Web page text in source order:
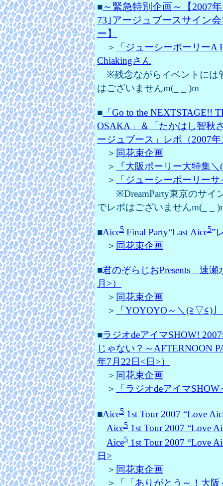
■～緊急特別企画～【2007
73｣アージュブースサイン
ー】
＞
「ジューシーポーリー
Chiakingさん
※残念ながらイベントには
はございませんm(_ _ )m
■ 「Go to the NEXTSTAGE!!
OSAKA」＆「たかはし智秋
ージュブース」レポ（2007
＞ 同花束企画
＞
『大阪ポーリー大特集
＞
「ジューシーポーリー
※DreamParty東京のサイ
でレポはございませんm(_ _
■Aice5 Final Party“Last Aice5”
＞ 同花束企画
■君のぞらじおPresents 速瀬
月>）
＞ 同花束企画
＞
「YOYOYO～＼(≧▽≦)
■ラジオdeアイマSHOW!
じゃない？～AFTERNOON
年7月22日<日>）
＞ 同花束企画
＞
「ラジオdeアイマ
■Aice5 1st Tour 2007 “Love
Aice5 1st Tour 2007 “Love
Aice5 1st Tour 2007 “Love
日>
＞ 同花束企画
＞
「「ありがとう～！大